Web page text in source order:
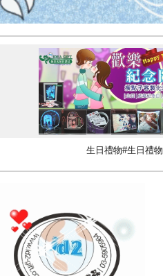
生日禮物#生日禮物